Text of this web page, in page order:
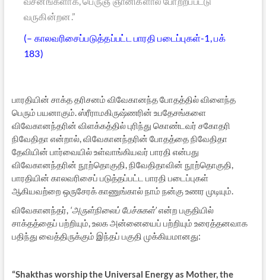
வருகின்றன.”
(– காலவரிசைப்படுத்தப்பட்ட பாரதி படைப்புகள்-1, பக்
183)
பாரதியின் சாக்த தரிசனம் விவேகானந்த போதத்தில் விளைந்த
பெரும் பயனாகும். ஸ்ரீராமகிருஷ்ணரின் உபதேசங்களை
விவேகானந்தரின் விளக்கத்தில் புரிந்து கொண்டவர் சகோதரி
நிவேதிதா என்றால், விவேகானந்தரின் போதத்தை நிவேதிதா
தேவியின் பார்வையில் உள்வாங்கியவர் பாரதி என்பது
விவேகானந்தரின் நூற்தொகுதி, நிவேதிதாவின் நூற்தொகுதி,
பாரதியின் காலவரிசைப் படுத்தப்பட்ட பாரதி படைப்புகள்
ஆகியவற்றை ஒருசேரக் காணுங்கால் நாம் நன்கு உணர முடியும்.
விவேகானந்தர், ‘அருள்நிலைப் பேச்சுகள்’என்ற பகுதியில்
சாக்தத்தைப் பற்றியும், உலக அன்னையைப் பற்றியும் உரைத்தனவாக
பதிந்து வைத்திருக்கும் இந்தப் பகுதி முக்கியமானது:
“Shakthas worship the Universal Energy as Mother, the